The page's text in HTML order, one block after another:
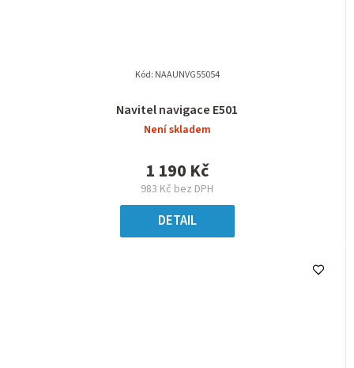
Navitel navigace E501
Není skladem
983 Kč bez DPH
1 190 Kč
DETAIL
Kód: NAAUNVG55054